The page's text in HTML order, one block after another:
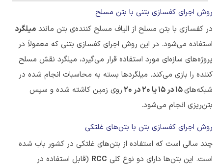
روش اجرای کفسازی بتنی با بتن مسلح
در کفسازی با بتن مسلح از الیاف مسلح کننده‌ی بتن مانند میلگرد
استفاده می‌شود. در این روش اجرای کفسازی بتنی که معمولاً در
پروژه‌های سازه‌ای مورد استفاده قرار می‌گیرد، میلگرد نقش مسلح
کننده را بازی می‌کند. میلگردها بسته به محاسبات انجام شده در
شبکه‌های
روی زمین کاشته شده و سپس
بتن‌ریزی انجام می‌شود.
روش اجرای کفسازی بتن با بتن‌های غلتکی
چند سالی است که استفاده از بتن‌های غلتکی در کشور باب شده
است. این بتن‌ها دارای دو نوع کلی RCC (قابل استفاده در